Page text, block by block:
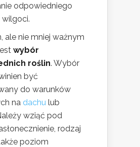
odpowiedniego
ale nie mniej ważnym
wybór
roślin. Wybór
być
do warunków
na dachu lub
wziąć pod
rodzaj
poziom